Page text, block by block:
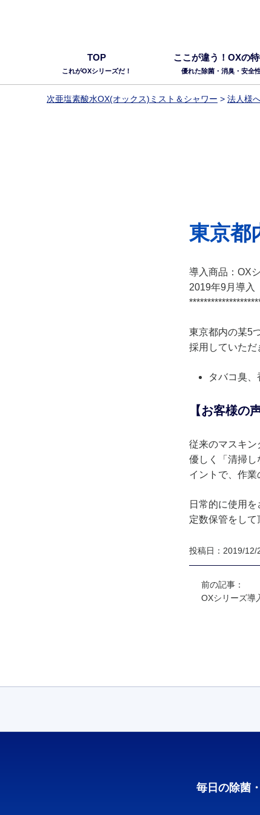
TOP
これがOXシリーズだ！
ここが違う！OXの
優れた除菌・消臭・安全
次亜塩素酸水OX(オックス)ミスト＆シャワー > 法人様
東京都
導入商品：OX
2019年9月導入
東京都内の某5
採用していただ
タバコ臭、
【お客様の声
従来のマスキン
優しく「清掃
イントで、作業
日常的に使用
定数保管をして
投稿日：2019/12/
前の記事：
OXシリーズ導
毎日の除菌